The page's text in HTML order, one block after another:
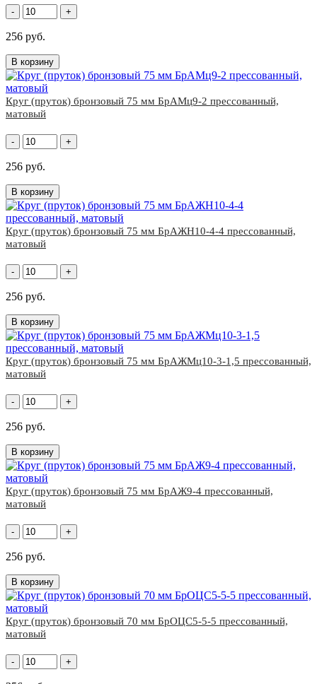
- +
256 руб.
В корзину
Круг (пруток) бронзовый 75 мм БрАМц9-2 прессованный,
матовый
- +
256 руб.
В корзину
Круг (пруток) бронзовый 75 мм БрАЖН10-4-4 прессованный,
матовый
- +
256 руб.
В корзину
Круг (пруток) бронзовый 75 мм БрАЖМц10-3-1,5 прессованный,
матовый
- +
256 руб.
В корзину
Круг (пруток) бронзовый 75 мм БрАЖ9-4 прессованный,
матовый
- +
256 руб.
В корзину
Круг (пруток) бронзовый 70 мм БрОЦС5-5-5 прессованный,
матовый
- +